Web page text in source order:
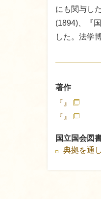
にも関与し
(1894)、『
した。法学
著作
『』
『』
国立国会図
典拠を通